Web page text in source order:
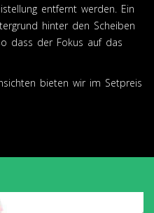
entfernt werden. Ein
hinter den Scheiben
dass der Fokus auf das
bieten wir im Setpreis